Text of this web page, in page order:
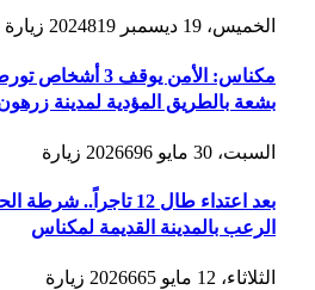
الخميس، 19 ديسمبر 2024 819 زيارة
مكناس: الأمن يوقف
بشعة بالطريق المؤدية لمدينة
السبت، 30 مايو 2026 696 زيارة
بعد اعتداء طال 12
الرعب بالمدينة القديمة لمكناس
الثلاثاء، 12 مايو 2026 665 زيارة